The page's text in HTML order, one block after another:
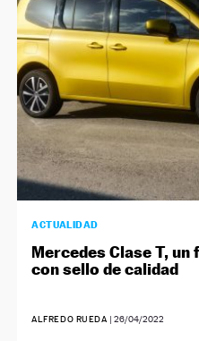
ACTUALIDAD
Mercedes Clase T,
con sello de calidad
ALFREDO RUEDA |26/04/2022